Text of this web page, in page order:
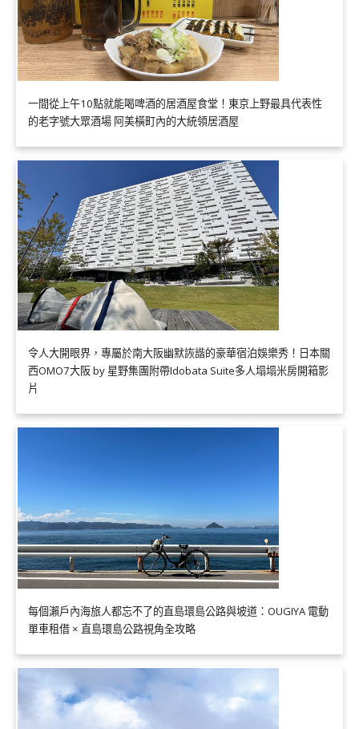
一間從上午10點就能喝啤酒的居酒屋食堂！東京上野最具代表性
的老字號大眾酒場 阿美橫町內的大統領居酒屋
令人大開眼界，專屬於南大阪幽默詼諧的豪華宿泊娛樂秀！日本關
西OMO7大阪 by 星野集團附帶Idobata Suite多人塌塌米房開箱影
片
每個瀨戶內海旅人都忘不了的直島環島公路與坡道：OUGIYA 電動
單車租借 × 直島環島公路視角全攻略